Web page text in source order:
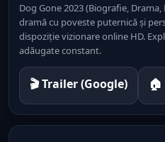
Dog Gone 2023 (Biografie,
dramă cu poveste puternică și
dispoziție vizionare online HD.
adăugate constant.
🎬 Trailer (Google)